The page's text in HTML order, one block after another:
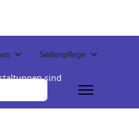
Seitenpflege
sind